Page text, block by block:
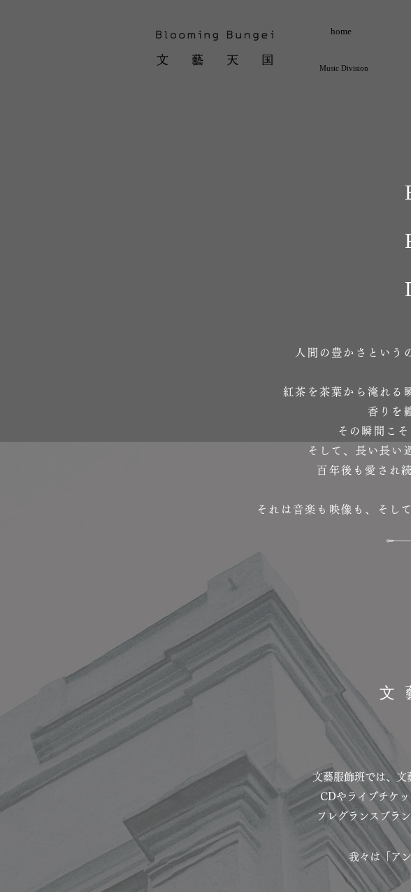
home
Music Division
人間の豊かさという
紅茶を茶葉から淹れる
香りを
その瞬間こ
そして、長い長い
百年後も愛され
それは音楽も映像も、そし
文
文藝服飾班では、文
CDやライブチケ
フレグランスブラ
我々は「ア